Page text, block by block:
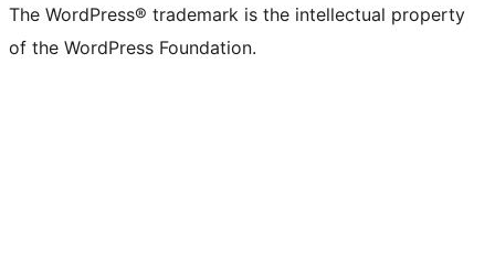
The WordPress® trademark is the intellectual property
of the WordPress Foundation.